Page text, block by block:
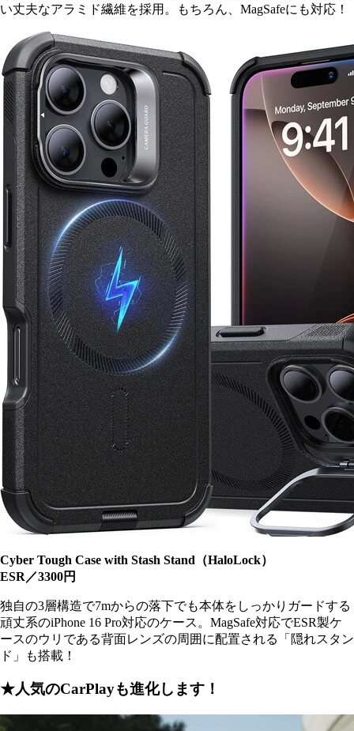
い丈夫なアラミド繊維を採用。もちろん、MagSafeにも対応！
Cyber Tough Case with Stash Stand（HaloLock）
ESR／3300円
独自の3層構造で7mからの落下でも本体をしっかりガードする
頑丈系のiPhone 16 Pro対応のケース。MagSafe対応でESR製ケ
ースのウリである背面レンズの周囲に配置される「隠れスタン
ド」も搭載！
★人気のCarPlayも進化します！